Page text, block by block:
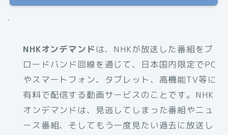
.
NHKオンデマンド は、NHKが放送した番組をブ
ロードバンド回線を通じて、日本国内限定でPC
やスマートフォン、タブレット、高機能TV等に
有料で配信する動画サービスのことです。NHK
オンデマンドは、見逃してしまった番組やニュ
ース番組、そしてもう一度見たい過去に放送し